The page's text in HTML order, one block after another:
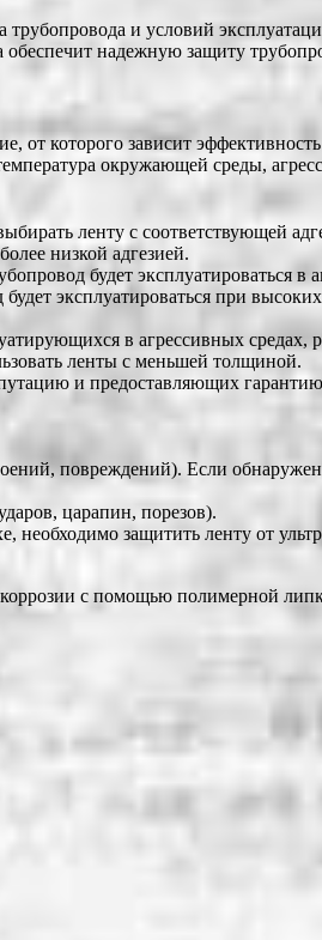
и условий
надежную защиту
от которого зависит
окружающей среды,
ленту с соответствующей
низкой адгезией.
будет эксплуатироваться в
эксплуатироваться при
в агрессивных средах,
ленты с меньшей толщиной.
и предоставляющих
повреждений). Если
царапин, порезов).
необходимо защитить ленту от
с помощью полимерной